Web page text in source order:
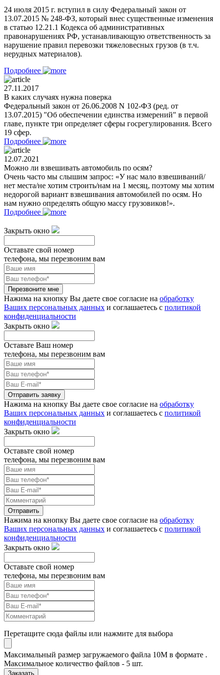
24 июля 2015 г. вступил в силу Федеральный закон от
13.07.2015 № 248-ФЗ, который внес существенные изменения
в статью 12.21.1 Кодекса об административных
правонарушениях РФ, устанавливающую ответственность за
нарушение правил перевозки тяжеловесных грузов (в т.ч.
нерудных материалов).
Подробнее
27.11.2017
В каких случаях нужна поверка
Федеральный закон от 26.06.2008 N 102-ФЗ (ред. от
13.07.2015) "Об обеспечении единства измерений" в первой
главе, пункте три определяет сферы госрегулирования. Всего
19 сфер.
Подробнее
12.07.2021
Можно ли взвешивать автомобиль по осям?
Очень часто мы слышим запрос: «У нас мало взвешиваний/
нет места/не хотим строить/нам на 1 месяц, поэтому мы хотим
недорогой вариант взвешивания автомобилей по осям. Но
нам нужно определять общую массу грузовиков!».
Подробнее
Закрыть окно
Оставьте свой номер
телефона, мы перезвоним вам
Перезвоните мне
Нажима на кнопку Вы даете свое согласие на обработку
Ваших персональных данных и соглашаетесь с политикой
конфиденциальности
Закрыть окно
Оставьте Ваш номер
телефона, мы перезвоним вам
Отправить заявку
Нажима на кнопку Вы даете свое согласие на обработку
Ваших персональных данных и соглашаетесь с политикой
конфиденциальности
Закрыть окно
Оставьте свой номер
телефона, мы перезвоним вам
Отправить
Нажима на кнопку Вы даете свое согласие на обработку
Ваших персональных данных и соглашаетесь с политикой
конфиденциальности
Закрыть окно
Оставьте свой номер
телефона, мы перезвоним вам
Перетащите сюда файлы или нажмите для выбора
Максимальный размер загружаемого файла 10M в формате .
Максимальное количество файлов - 5 шт.
Заказать